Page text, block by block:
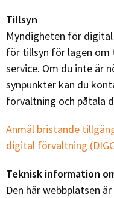
Tillsyn
Myndigheten för
för tillsyn för lagen
service. Om du inte är
synpunkter kan du
förvaltning och påtala
Anmäl bristande
digital förvaltning
Teknisk information
Den här webbplatsen